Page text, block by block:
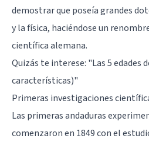
demostrar que poseía grandes
y la física, haciéndose un
científica alemana.
Quizás te interese: "Las 5 edades
características)"
Primeras investigaciones
Las primeras andaduras
comenzaron en 1849 con el